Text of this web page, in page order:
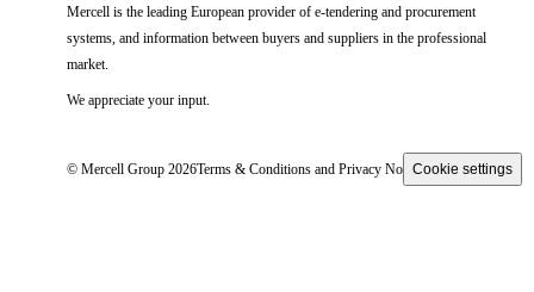
Mercell is the leading European provider of e-tendering and procurement
systems, and information between buyers and suppliers in the professional
market.
We appreciate your input.
© Mercell Group 2026Terms & Conditions and Privacy NoticeCookie settings